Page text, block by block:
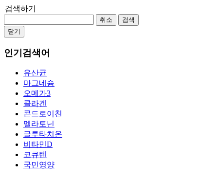
검색하기
취소
검색
닫기
인기검색어
유산균
마그네슘
오메가3
콜라겐
콘드로이친
멜라토닌
글루타치온
비타민D
코큐텐
국민영양